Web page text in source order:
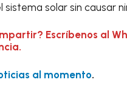
solar sin causar
Escríbenos al
al momento.